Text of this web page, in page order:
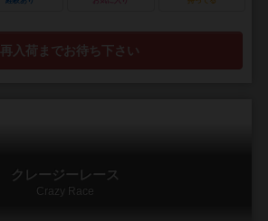
再入荷までお待ち下さい
クレージーレース
Crazy Race